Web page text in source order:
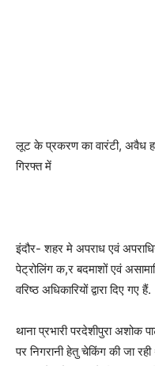
लूट के प्रकरण का वारंटी, अवैध
गिरफ्त में
इंदौर- शहर मे अपराध एवं
पेट्रोलिंग क,र बदमाशों एवं
वरिष्ठ अधिकारियों द्वारा दिए गए हैं.
थाना प्रभारी परदेशीपुरा अशोक
पर निगरानी हेतु चेकिंग की जा